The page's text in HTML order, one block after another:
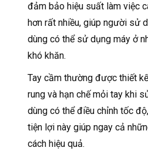
đảm bảo hiệu suất làm việc
hơn rất nhiều, giúp người sử
dùng có thể sử dụng máy ở
khó khăn.
Tay cầm thường được thiết
rung và hạn chế mỏi tay khi
dùng có thể điều chỉnh tốc
tiện lợi này giúp ngay cả
cách hiệu quả.